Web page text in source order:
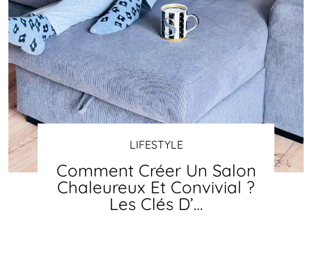
LIFESTYLE
Comment Créer Un Salon
Chaleureux Et Convivial ?
Les Clés D’…